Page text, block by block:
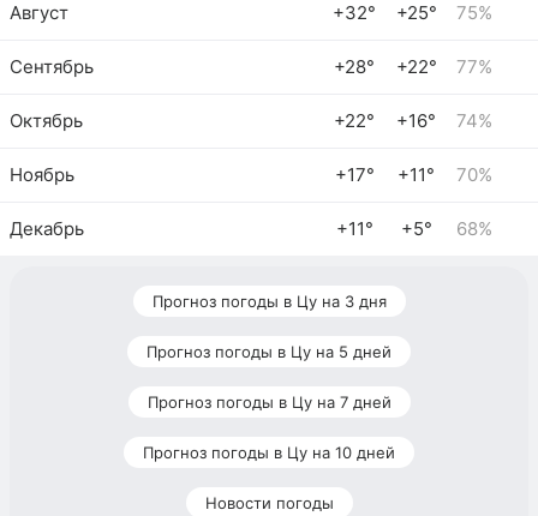
Август +32° +25° 75%
Сентябрь +28° +22° 77%
Октябрь +22° +16° 74%
Ноябрь +17° +11° 70%
Декабрь +11° +5° 68%
Прогноз погоды в Цу на 3 дня
Прогноз погоды в Цу на 5 дней
Прогноз погоды в Цу на 7 дней
Прогноз погоды в Цу на 10 дней
Новости погоды